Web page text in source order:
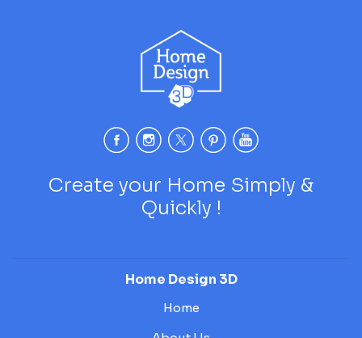
Create your Home Simply &
Quickly !
Home Design 3D
Home